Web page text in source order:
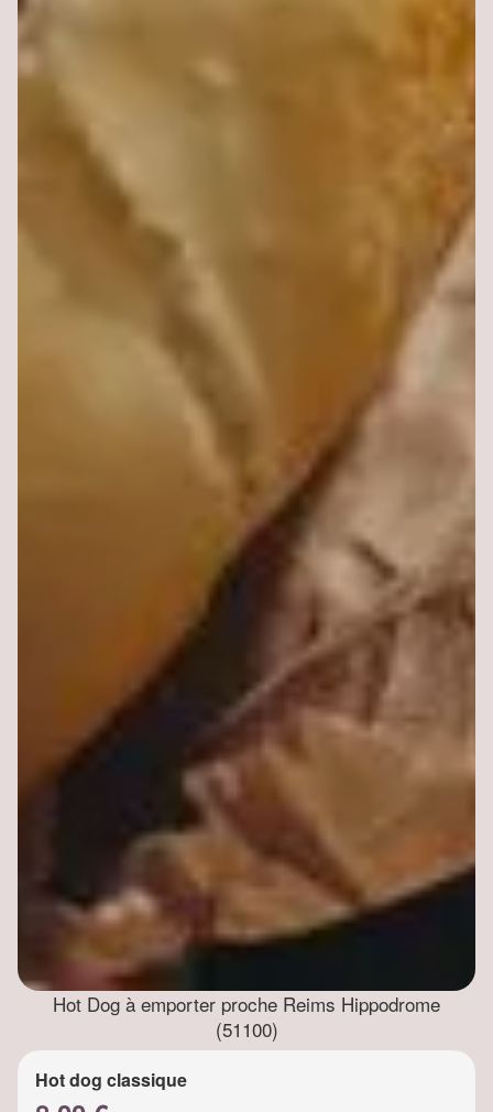
Hot Dog à emporter proche Reims Hippodrome
(51100)
Hot dog classique